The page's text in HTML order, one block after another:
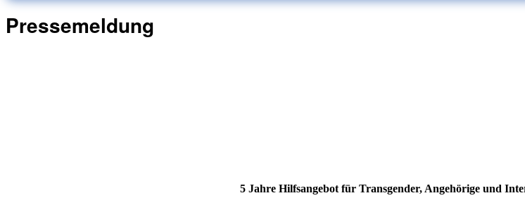
Pressemeldung
5 Jahre Hilfsangebot für Transgender, Angehörige und